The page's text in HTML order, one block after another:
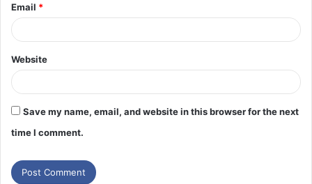
Email *
Website
Save my name, email, and website in this browser for the next
time I comment.